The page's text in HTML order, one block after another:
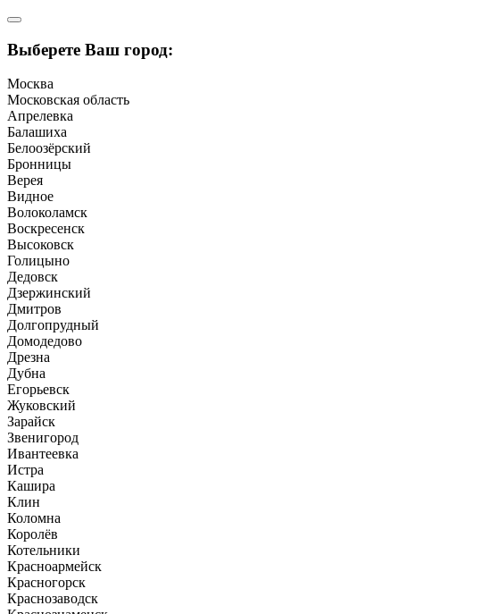
Выберете Ваш город:
Москва
Московская область
Апрелевка
Балашиха
Белоозёрский
Бронницы
Верея
Видное
Волоколамск
Воскресенск
Высоковск
Голицыно
Дедовск
Дзержинский
Дмитров
Долгопрудный
Домодедово
Дрезна
Дубна
Егорьевск
Жуковский
Зарайск
Звенигород
Ивантеевка
Истра
Кашира
Клин
Коломна
Королёв
Котельники
Красноармейск
Красногорск
Краснозаводск